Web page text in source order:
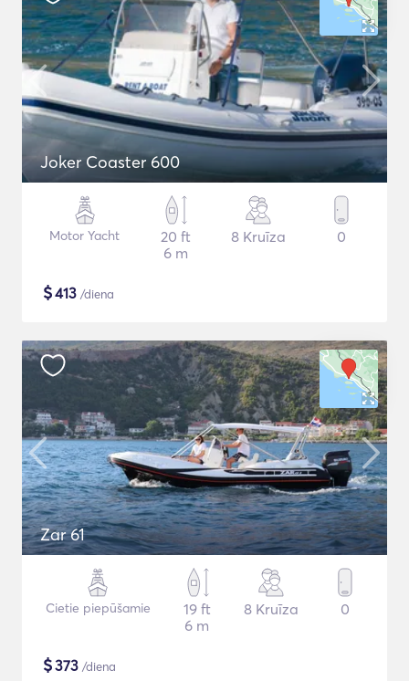
Joker Coaster 600
Motor Yacht
20 ft
6 m
8 Kruīza 0
$413 /diena
Zar 61
Cietie piepūšamie
19 ft
6 m
8 Kruīza 0
$373 /diena